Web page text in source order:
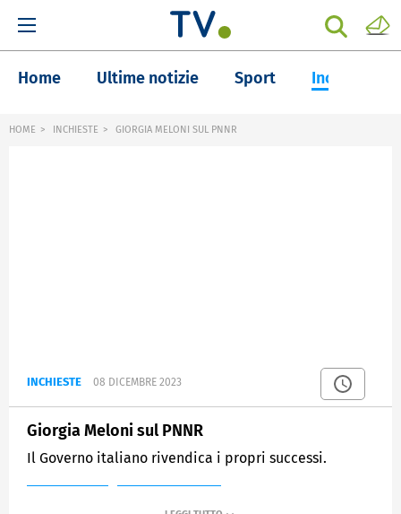
Home Ultime notizie Sport Inchieste
HOME INCHIESTE GIORGIA MELONI SUL PNNR
INCHIESTE 08 DICEMBRE 2023
Giorgia Meloni sul PNNR
Il Governo italiano rivendica i propri successi.